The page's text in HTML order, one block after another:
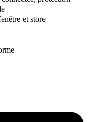
et store